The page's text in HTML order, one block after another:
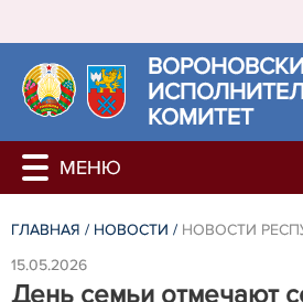
КОМИТЕТ
ГЛАВНАЯ / НОВОСТИ / НОВОСТИ
15.05.2026
День семьи отмечают